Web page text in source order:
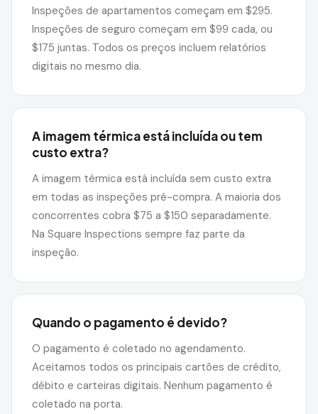
Inspeções de apartamentos começam em $295.
Inspeções de seguro começam em $99 cada, ou
$175 juntas. Todos os preços incluem relatórios
digitais no mesmo dia.
A imagem térmica está incluída ou tem
custo extra?
A imagem térmica está incluída sem custo extra
em todas as inspeções pré-compra. A maioria dos
concorrentes cobra $75 a $150 separadamente.
Na Square Inspections sempre faz parte da
inspeção.
Quando o pagamento é devido?
O pagamento é coletado no agendamento.
Aceitamos todos os principais cartões de crédito,
débito e carteiras digitais. Nenhum pagamento é
coletado na porta.